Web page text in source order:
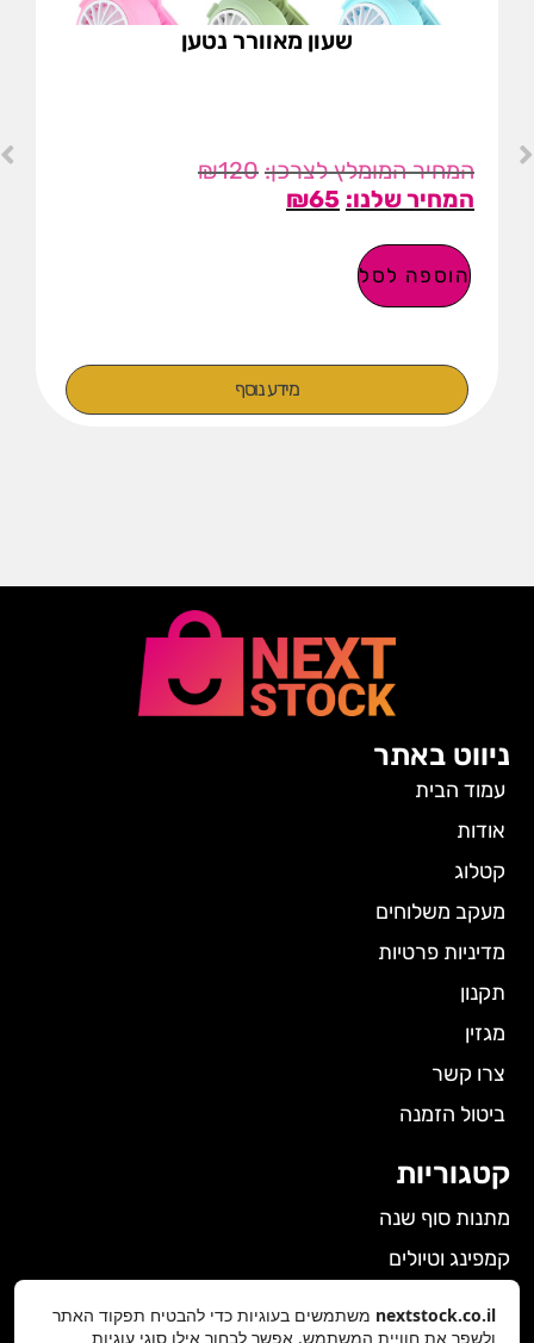
שעון מאוורר נטען
₪120
₪65
הוספה לסל
מידע נוסף
ניווט באתר
עמוד הבית
אודות
קטלוג
מעקב משלוחים
מדיניות פרטיות
תקנון
מגזין
צרו קשר
ביטול הזמנה
קטגוריות
מתנות סוף שנה
קמפינג וטיולים
nextstock.co.il משתמשים בעוגיות כדי להבטיח תפקוד האתר
ולשפר את חוויית המשתמש. אפשר לבחור אילו סוגי עוגיות